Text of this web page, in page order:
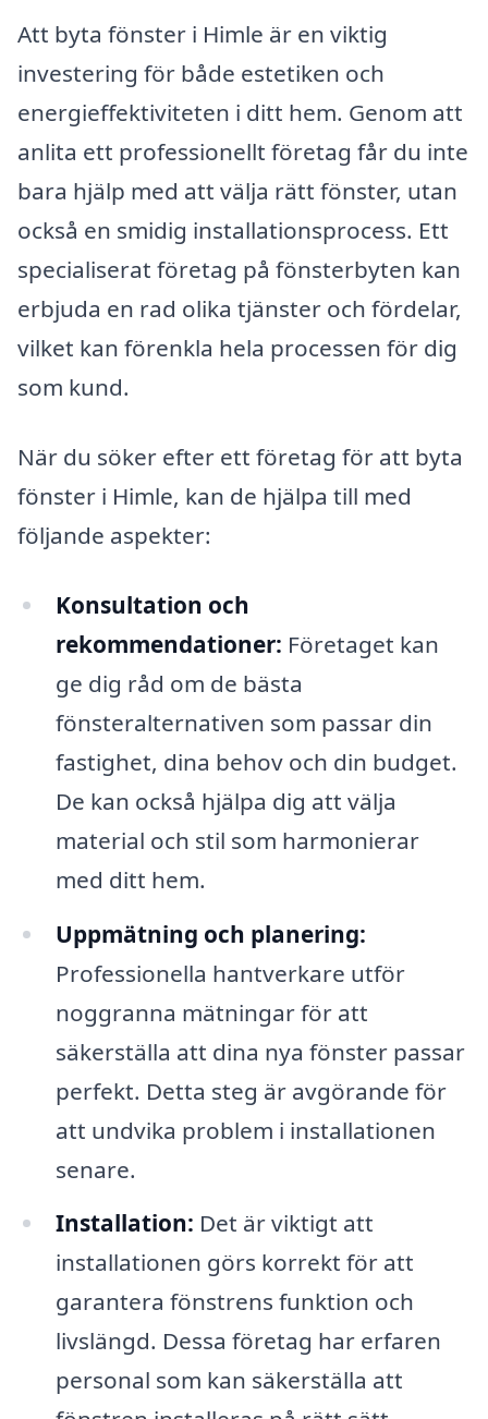
Att byta fönster i Himle är en viktig
investering för både estetiken och
energieffektiviteten i ditt hem. Genom att
anlita ett professionellt företag får du inte
bara hjälp med att välja rätt fönster, utan
också en smidig installationsprocess. Ett
specialiserat företag på fönsterbyten kan
erbjuda en rad olika tjänster och fördelar,
vilket kan förenkla hela processen för dig
som kund.
När du söker efter ett företag för att byta
fönster i Himle, kan de hjälpa till med
följande aspekter:
Konsultation och
rekommendationer: Företaget kan
ge dig råd om de bästa
fönsteralternativen som passar din
fastighet, dina behov och din budget.
De kan också hjälpa dig att välja
material och stil som harmonierar
med ditt hem.
Uppmätning och planering:
Professionella hantverkare utför
noggranna mätningar för att
säkerställa att dina nya fönster passar
perfekt. Detta steg är avgörande för
att undvika problem i installationen
senare.
Installation: Det är viktigt att
installationen görs korrekt för att
garantera fönstrens funktion och
livslängd. Dessa företag har erfaren
personal som kan säkerställa att